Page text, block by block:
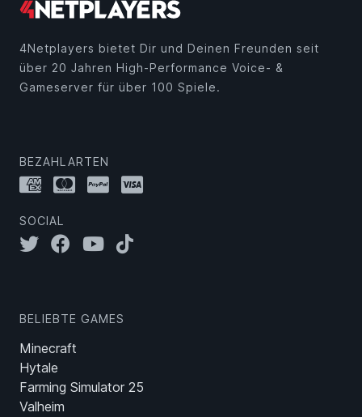
4Netplayers bietet Dir und Deinen Freunden seit
über 20 Jahren High-Performance Voice- &
Gameserver für über 100 Spiele.
BEZAHLARTEN
SOCIAL
BELIEBTE GAMES
Minecraft
Hytale
Farming Simulator 25
Valheim